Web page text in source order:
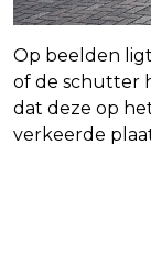
Op beelden
of de schutter
dat deze op
verkeerde